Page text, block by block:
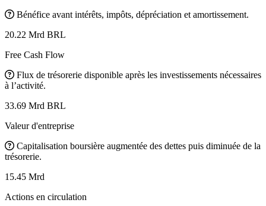
Bénéfice avant intérêts, impôts, dépréciation et amortissement.
20.22 Mrd BRL
Free Cash Flow
Flux de trésorerie disponible après les investissements nécessaires
à l’activité.
33.69 Mrd BRL
Valeur d'entreprise
Capitalisation boursière augmentée des dettes puis diminuée de la
trésorerie.
15.45 Mrd
Actions en circulation